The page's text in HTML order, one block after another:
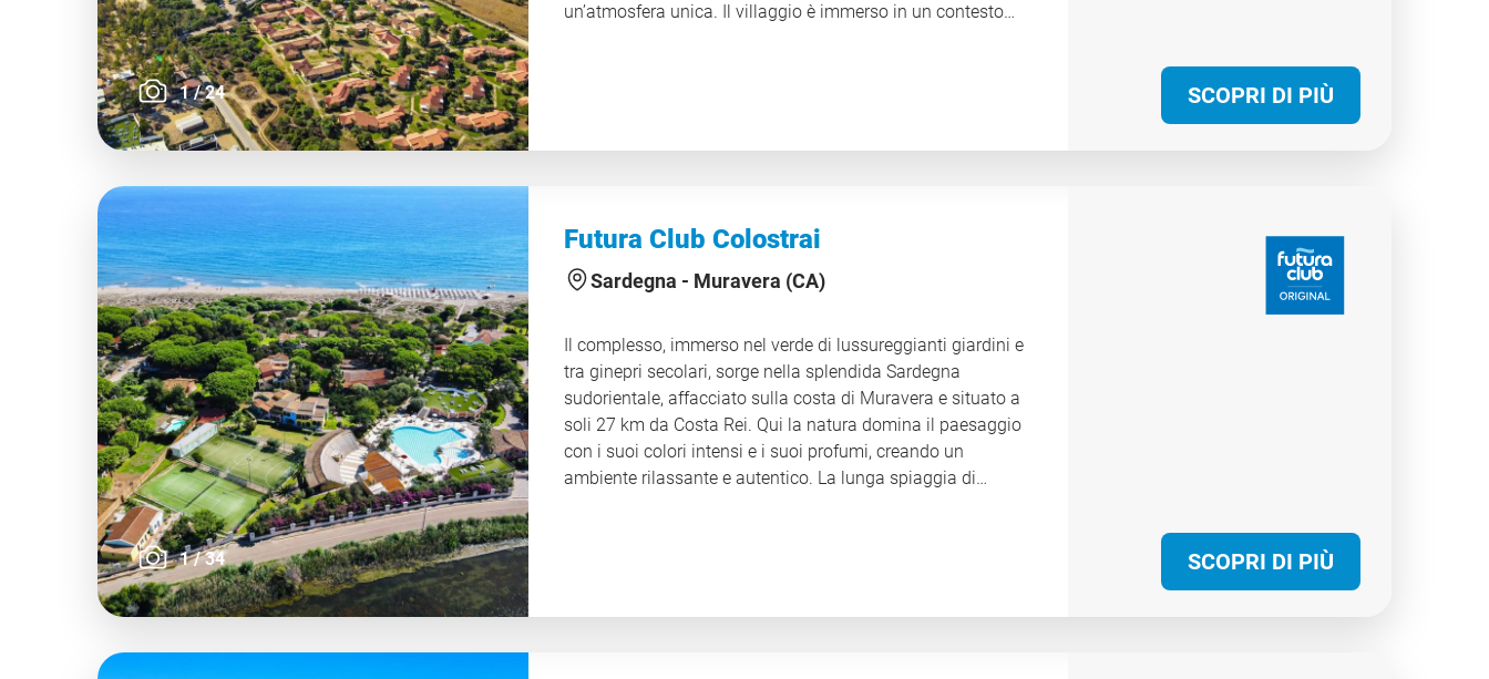
1/24
un’atmosfera unica. Il villaggio è immerso in un contesto
della giornata. Lo staff di animazione propone un ricco
programma di attività per adulti e bambini, tra giochi,
spettacoli e sport. Grazie alla combinazione di comfort,
tempo libero in un ambiente curato e accogliente. CIN
IT090091A1000F2230
SCOPRI DI PIÙ
1/34
Futura Club Colostrai
Sardegna - Muravera (CA)
Il complesso, immerso nel verde di lussureggianti giardini e
tra ginepri secolari, sorge nella splendida Sardegna
sudorientale, affacciato sulla costa di Muravera e situato a
soli 27 km da Costa Rei. Qui la natura domina il paesaggio
con i suoi colori intensi e i suoi profumi, creando un
ambiente rilassante e autentico. La lunga spiaggia di
SCOPRI DI PIÙ